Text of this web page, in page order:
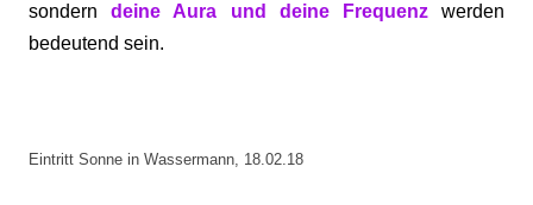
sonderndeine Aura und deine Frequenzwerden
bedeutend sein.
Eintritt Sonne in Wassermann, 18.02.18